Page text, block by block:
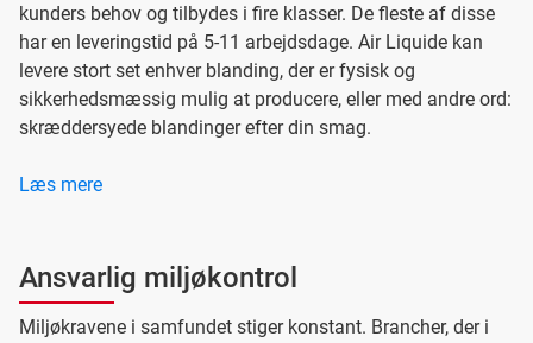
kunders behov og tilbydes i fire klasser. De fleste af disse
har en leveringstid på 5-11 arbejdsdage. Air Liquide kan
levere stort set enhver blanding, der er fysisk og
sikkerhedsmæssig mulig at producere, eller med andre ord:
skræddersyede blandinger efter din smag.
Læs mere
Ansvarlig miljøkontrol
Miljøkravene i samfundet stiger konstant. Brancher, der i